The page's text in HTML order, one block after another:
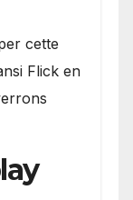
cette
Flick en